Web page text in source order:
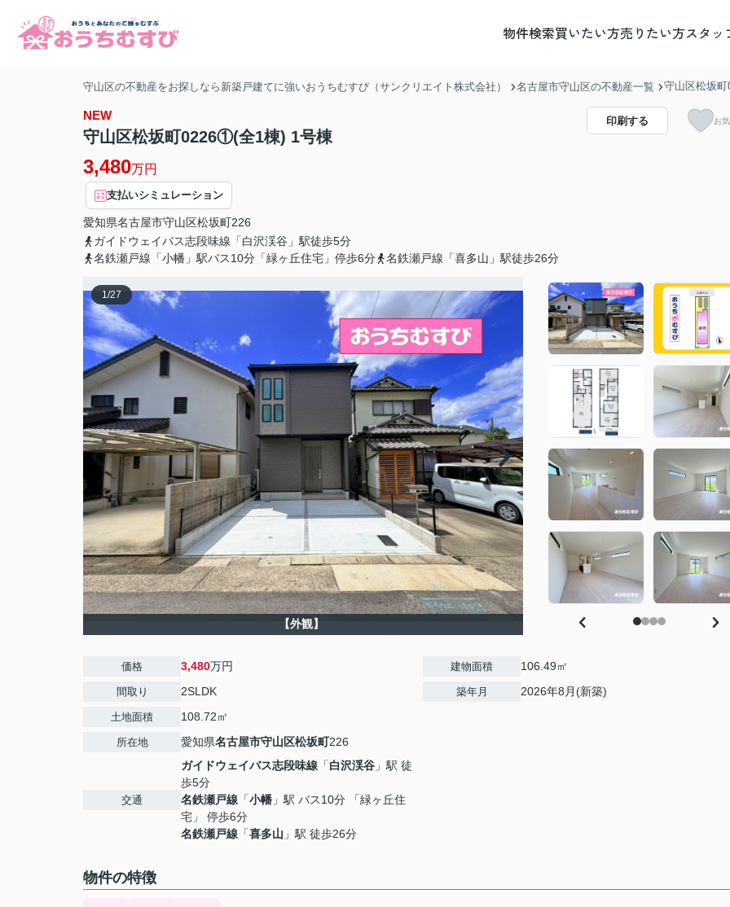
物件検索買いたい方売りたい方スタッ
守山区の不動産をお探しなら新築戸建てに強いおうちむすび（サンクリエイト株式会社） 名古屋市守山区の不動産一覧 守山区松坂
NEW
守山区松坂町0226①(全1棟) 1号棟
3,480万円
支払いシミュレーション
愛知県名古屋市守山区松坂町226
ガイドウェイバス志段味線「白沢渓谷」駅徒歩5分
名鉄瀬戸線「小幡」駅バス10分「緑ヶ丘住宅」停歩6分
名鉄瀬戸線「喜多山」駅徒歩26分
印刷する お
1/27
【外観】
価格 3,480万円
間取り 2SLDK
土地面積 108.72㎡
所在地 愛知県名古屋市守山区松坂町226
交通
ガイドウェイバス志段味線 「白沢渓谷 」駅 徒
歩5分
名鉄瀬戸線 「小幡 」駅 バス10分 「緑ヶ丘住
宅」 停歩6分
名鉄瀬戸線 「喜多山 」駅 徒歩26分
建物面積 106.49㎡
築年月 2026年8月(新築)
物件の特徴